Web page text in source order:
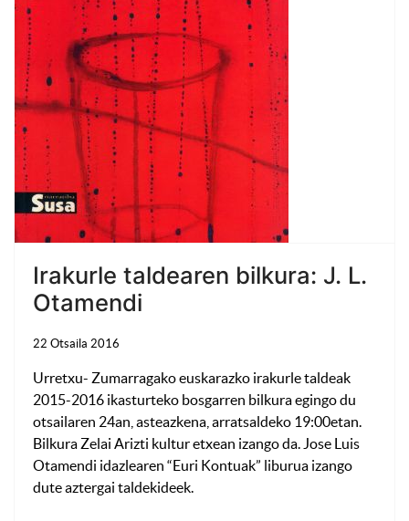
Irakurle taldearen bilkura: J. L.
Otamendi
22 Otsaila 2016
Urretxu- Zumarragako euskarazko irakurle taldeak
2015-2016 ikasturteko bosgarren bilkura egingo du
otsailaren 24an, asteazkena, arratsaldeko 19:00etan.
Bilkura Zelai Arizti kultur etxean izango da. Jose Luis
Otamendi idazlearen “Euri Kontuak” liburua izango
dute aztergai taldekideek.